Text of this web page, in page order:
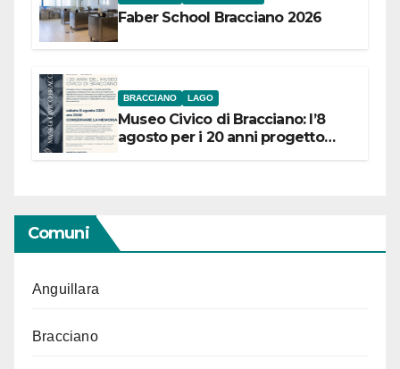
Faber School Bracciano 2026
BRACCIANO LAGO
Museo Civico di Bracciano: l’8
agosto per i 20 anni progetto
Comuni
Anguillara
Bracciano